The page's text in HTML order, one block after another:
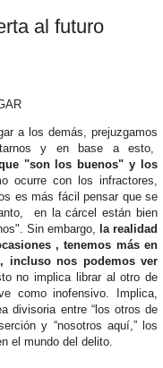
al futuro
a los demás, prejuzgamos
y en base a esto,
"son los buenos" y los
ocurre con los infractores,
es más fácil pensar que se
en la cárcel están bien
Sin embargo, la realidad
, tenemos más en
incluso nos podemos ver
no implica librar al otro de
como inofensivo. Implica,
divisoria entre “los otros de
y “nosotros aquí,” los
el mundo del delito.